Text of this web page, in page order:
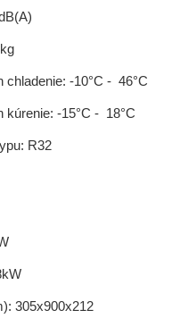
-10°C - 46°C
kúrenie: -15°C - 18°C
R32
305x900x212